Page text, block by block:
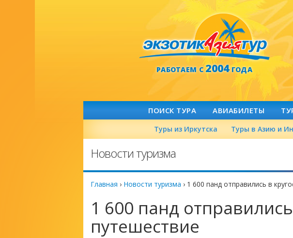
РАБОТАЕМ С2004ГОДА
ПОИСК ТУРА АВИАБИЛЕТЫ
Туры из Иркутска Туры в Азию и
Новости туризма
Главная › Новости туризма › 1 600 панд отправились в
1 600 панд
путешествие